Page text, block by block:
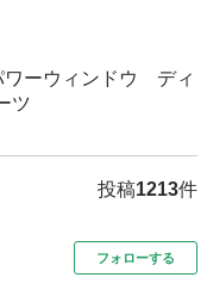
ーウィンドウ　ディ
ツ
投稿1213件
フォローする